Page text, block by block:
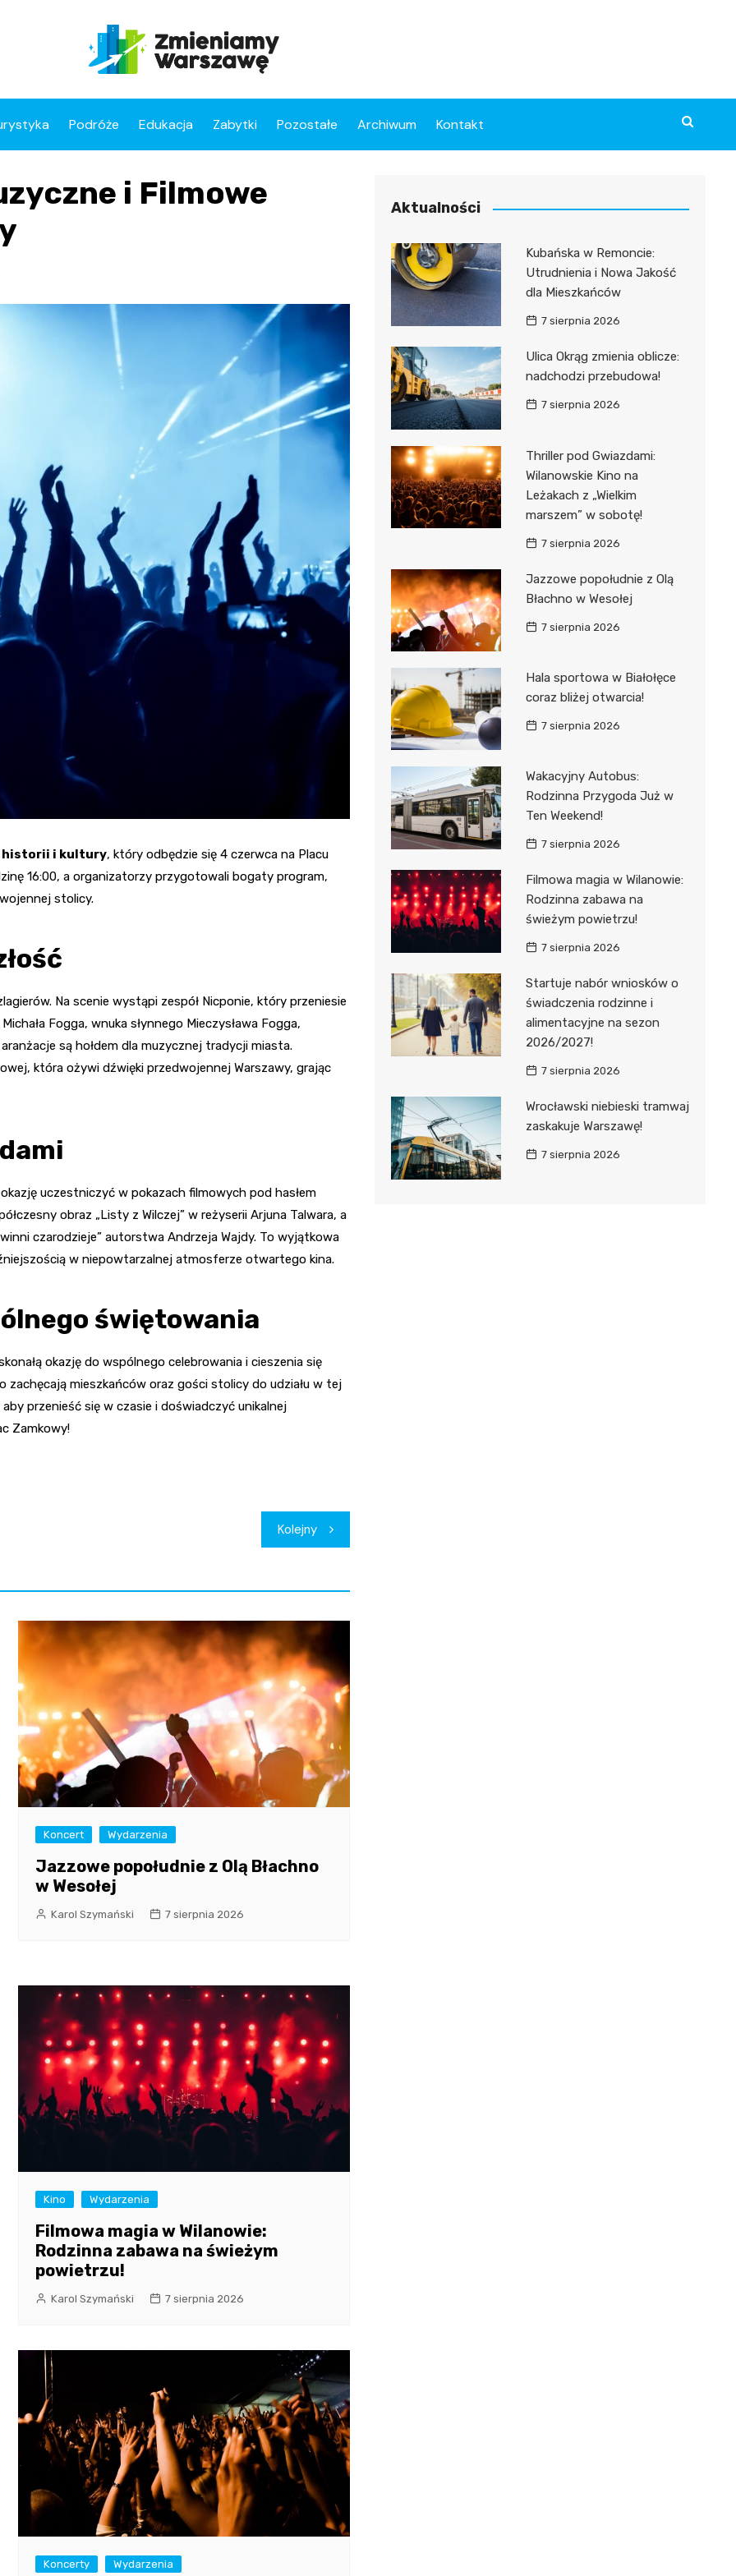
Podróże Edukacja Zabytki Pozostałe Archiwum Kontakt
i Filmowe
historii i kultury, który odbędzie się 4 czerwca na Placu
16:00, a organizatorzy przygotowali bogaty program,
stolicy.
Na scenie wystąpi zespół Nicponie, który przeniesie
Fogga, wnuka słynnego Mieczysława Fogga,
są hołdem dla muzycznej tradycji miasta.
która ożywi dźwięki przedwojennej Warszawy, grając
uczestniczyć w pokazach filmowych pod hasłem
obraz „Listy z Wilczej” w reżyserii Arjuna Talwara, a
czarodzieje” autorstwa Andrzeja Wajdy. To wyjątkowa
w niepowtarzalnej atmosferze otwartego kina.
świętowania
okazję do wspólnego celebrowania i cieszenia się
mieszkańców oraz gości stolicy do udziału w tej
przenieść się w czasie i doświadczyć unikalnej
Zamkowy!
Kolejny
Koncert Wydarzenia
Jazzowe popołudnie z Olą Błachno
w Wesołej
Karol Szymański 7 sierpnia 2026
Kino Wydarzenia
Filmowa magia w Wilanowie:
Rodzinna zabawa na świeżym
powietrzu!
Karol Szymański 7 sierpnia 2026
Koncerty Wydarzenia
Aktualności
Kubańska w Remoncie:
Utrudnienia i Nowa Jakość
dla Mieszkańców
7 sierpnia 2026
Ulica Okrąg zmienia oblicze:
nadchodzi przebudowa!
7 sierpnia 2026
Thriller pod Gwiazdami:
Wilanowskie Kino na
Leżakach z „Wielkim
marszem” w sobotę!
7 sierpnia 2026
Jazzowe popołudnie z Olą
Błachno w Wesołej
7 sierpnia 2026
Hala sportowa w Białołęce
coraz bliżej otwarcia!
7 sierpnia 2026
Wakacyjny Autobus:
Rodzinna Przygoda Już w
Ten Weekend!
7 sierpnia 2026
Filmowa magia w Wilanowie:
Rodzinna zabawa na
świeżym powietrzu!
7 sierpnia 2026
Startuje nabór wniosków o
świadczenia rodzinne i
alimentacyjne na sezon
2026/2027!
7 sierpnia 2026
Wrocławski niebieski tramwaj
zaskakuje Warszawę!
7 sierpnia 2026